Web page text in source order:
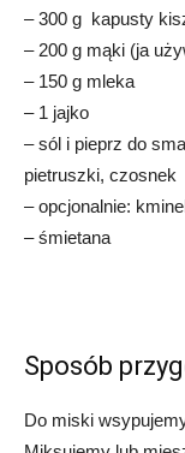
– 300 g kapusty
– 200 g mąki (ja
– 150 g mleka
– 1 jajko
– sól i pieprz do
pietruszki, czosnek
– opcjonalnie:
– śmietana
Sposób
Do miski